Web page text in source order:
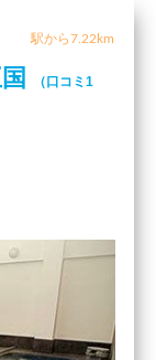
駅から7.22km
（口コミ1